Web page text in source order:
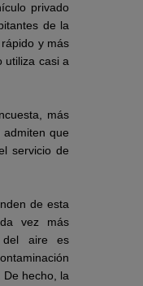
privado
de la
y más
utiliza casi a
más
que
servicio de
de esta
vez más
del aire es
hecho, la